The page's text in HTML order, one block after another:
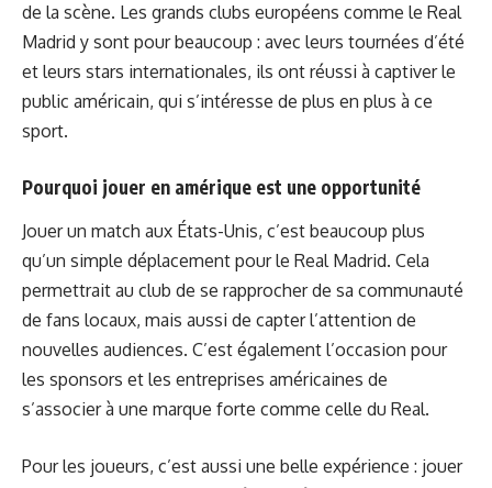
de la scène. Les grands clubs européens comme le Real
Madrid y sont pour beaucoup : avec leurs tournées d’été
et leurs stars internationales, ils ont réussi à captiver le
public américain, qui s’intéresse de plus en plus à ce
sport.
Pourquoi jouer en amérique est une opportunité
Jouer un match aux États-Unis, c’est beaucoup plus
qu’un simple déplacement pour le Real Madrid. Cela
permettrait au club de se rapprocher de sa communauté
de fans locaux, mais aussi de capter l’attention de
nouvelles audiences. C’est également l’occasion pour
les sponsors et les entreprises américaines de
s’associer à une marque forte comme celle du Real.
Pour les joueurs, c’est aussi une belle expérience : jouer